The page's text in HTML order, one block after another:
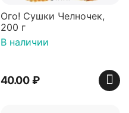
Ого! Сушки Челночек,
200 г
В наличии
40.00 ₽